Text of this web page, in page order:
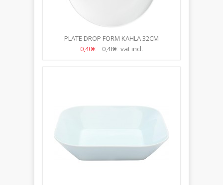
PLATE DROP FORM KAHLA 32CM
0,40€
0,48€ vat incl.